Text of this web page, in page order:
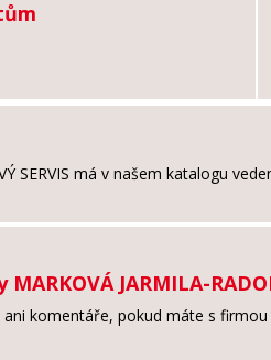
SERVIS má v našem katalogu
JARMILA-
komentáře, pokud máte s